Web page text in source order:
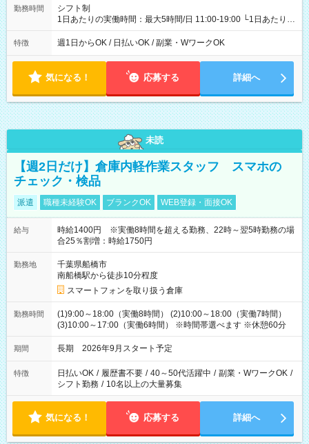
勤務時間
シフト制
1日あたりの実働時間：最大5時間/日 11:00-19:00 └1日あたりの
実働時間：1-5時間 └上記の時間帯内であれば、いつでも勤務可
能！ └平日・土曜日の中で、お好きな曜日でご勤務いただけま
18:00 などのように、自由な働き方が可能なお仕事です！
特徴 週1日からOK / 日払いOK / 副業・WワークOK
気になる！ 応募する 詳細へ
未読
【週2日だけ】倉庫内軽作業スタッフ スマホの
チェック・検品
派遣 職種未経験OK ブランクOK WEB登録・面接OK
給与
時給1400円 ※実働8時間を超える勤務、22時～翌5時勤務の場
合25％割増：時給1750円
勤務地
千葉県船橋市
南船橋駅から徒歩10分程度
スマートフォンを取り扱う倉庫
勤務時間
(1)9:00～18:00（実働8時間） (2)10:00～18:00（実働7時間）
(3)10:00～17:00（実働6時間） ※時間帯選べます ※休憩60分
期間 長期 2026年9月スタート予定
特徴 日払いOK / 履歴書不要 / 40～50代活躍中 / 副業・WワークOK /
シフト勤務 / 10名以上の大量募集
気になる！ 応募する 詳細へ